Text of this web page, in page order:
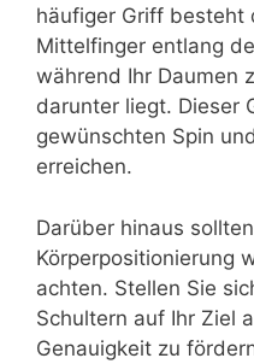
häufiger Griff besteht
Mittelfinger entlang
während Ihr Daumen
darunter liegt. Dieser
gewünschten Spin
erreichen.
Darüber hinaus
Körperpositionierung
achten. Stellen Sie
Schultern auf Ihr Ziel
Genauigkeit zu